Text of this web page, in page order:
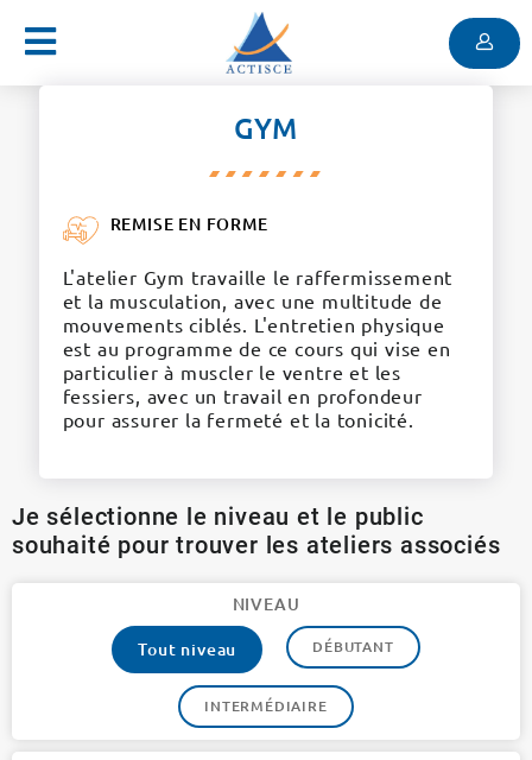
Menu
GYM
REMISE EN FORME
L'atelier Gym travaille le raffermissement
et la musculation, avec une multitude de
mouvements ciblés. L'entretien physique
est au programme de ce cours qui vise en
particulier à muscler le ventre et les
fessiers, avec un travail en profondeur
pour assurer la fermeté et la tonicité.
Je sélectionne le niveau et le public
souhaité pour trouver les ateliers associés
NIVEAU
Tout niveau
DÉBUTANT
INTERMÉDIAIRE